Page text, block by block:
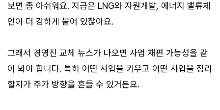
보면 좀 아쉬워요. 지금은 LNG와 자원개발, 에너지 밸류체
인이 더 강하게 붙어 있잖아요.
그래서 경영진 교체 뉴스가 나오면 사업 재편 가능성을 같
이 봐야 합니다. 특히 어떤 사업을 키우고 어떤 사업을 정리
할지가 주가 방향을 흔들 수 있거든요.